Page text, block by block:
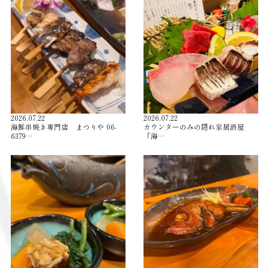
2026.07.22
海鮮串焼き専門店 まつりや 06-
6379…
2026.07.22
カウンターのみの隠れ家居酒屋
「海…